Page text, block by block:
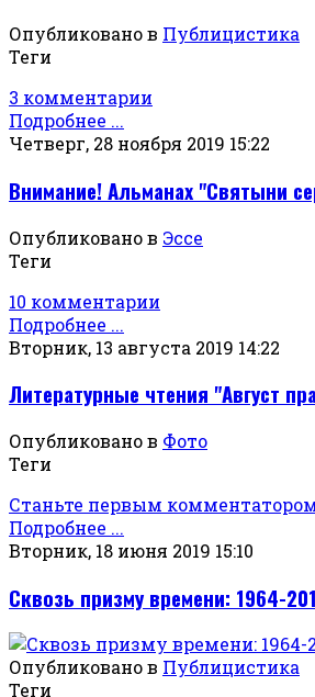
Опубликовано в Публицистика
Теги
3 комментарии
Подробнее ...
Четверг, 28 ноября 2019 15:22
Внимание! Альманах "Святыни
Опубликовано в Эссе
Теги
10 комментарии
Подробнее ...
Вторник, 13 августа 2019 14:22
Литературные чтения "Август
Опубликовано в Фото
Теги
Станьте первым
Подробнее ...
Вторник, 18 июня 2019 15:10
Сквозь призму времени: 1964-
Опубликовано в Публицистика
Теги